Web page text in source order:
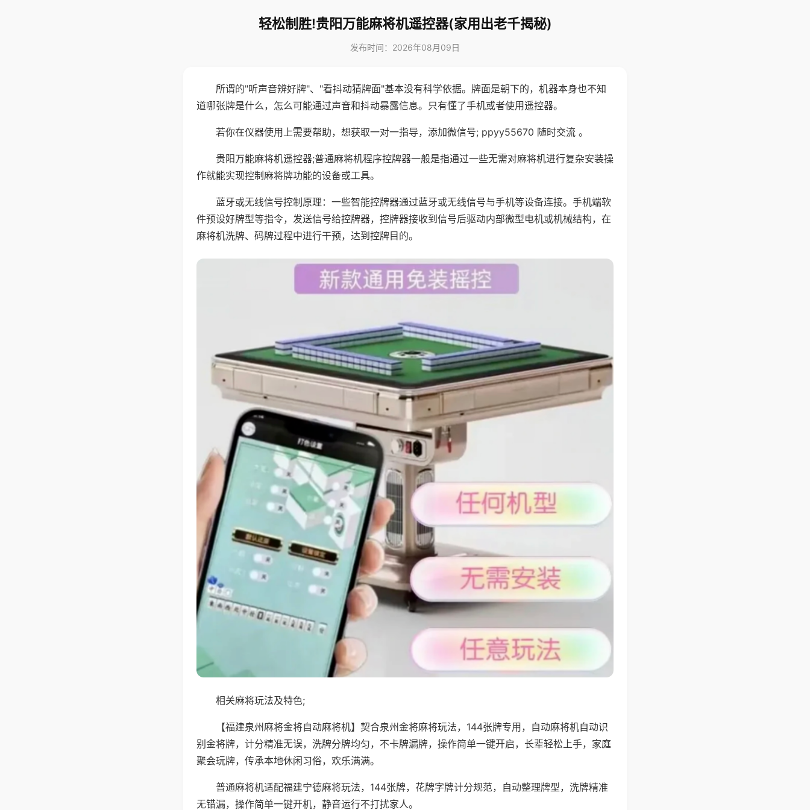
轻松制胜!贵阳万能麻将机遥控器(家用出老千揭秘)
发布时间：2026年08月09日
所谓的"听声音辨好牌"、"看抖动猜牌面"基本没有科学依据。牌面是朝下的，机器本身也不知
道哪张牌是什么，怎么可能通过声音和抖动暴露信息。只有懂了手机或者使用遥控器。
若你在仪器使用上需要帮助，想获取一对一指导，添加微信号; ppyy55670 随时交流 。
贵阳万能麻将机遥控器;普通麻将机程序控牌器一般是指通过一些无需对麻将机进行复杂安装操
作就能实现控制麻将牌功能的设备或工具。
蓝牙或无线信号控制原理：一些智能控牌器通过蓝牙或无线信号与手机等设备连接。手机端软
件预设好牌型等指令，发送信号给控牌器，控牌器接收到信号后驱动内部微型电机或机械结构，在
麻将机洗牌、码牌过程中进行干预，达到控牌目的。
相关麻将玩法及特色;
【福建泉州麻将金将自动麻将机】契合泉州金将麻将玩法，144张牌专用，自动麻将机自动识
别金将牌，计分精准无误，洗牌分牌均匀，不卡牌漏牌，操作简单一键开启，长辈轻松上手，家庭
聚会玩牌，传承本地休闲习俗，欢乐满满。
普通麻将机适配福建宁德麻将玩法，144张牌，花牌字牌计分规范，自动整理牌型，洗牌精准
无错漏，操作简单一键开机，静音运行不打扰家人。